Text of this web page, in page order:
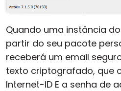
Quando uma instância
partir do seu pacote
receberá um email
texto criptografado, que
Internet-ID E a senha de